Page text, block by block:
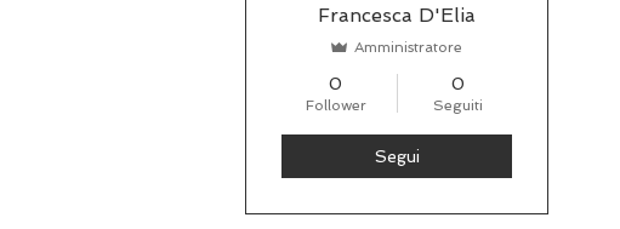
Francesca D'Elia
Amministratore
0
Follower
0
Seguiti
Segui